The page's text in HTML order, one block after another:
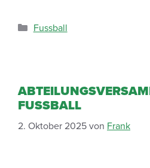
Fussball
FUSSBALL
2. Oktober 2025von Frank